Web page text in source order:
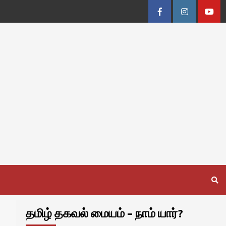
FacebookInstagram
தமிழ் தகவல் மையம் – நாம் யார்?